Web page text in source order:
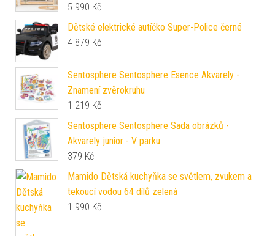
5 990 Kč
Dětské elektrické autíčko Super-Police černé
4 879 Kč
Sentosphere Sentosphere Esence Akvarely -
Znamení zvěrokruhu
1 219 Kč
Sentosphere Sentosphere Sada obrázků -
Akvarely junior - V parku
379 Kč
Mamido Dětská kuchyňka se světlem, zvukem a
tekoucí vodou 64 dílů zelená
1 990 Kč